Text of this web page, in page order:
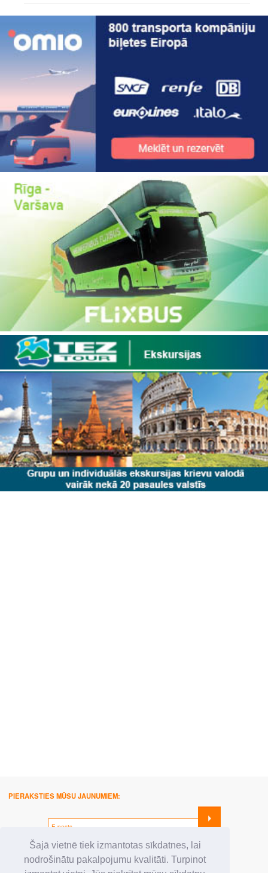
Šajā vietnē tiek izmantotas sīkdatnes, lai
nodrošinātu pakalpojumu kvalitāti. Turpinot
PIERAKSTIES MŪSU JAUNUMIEM:
SEKO MUMS: